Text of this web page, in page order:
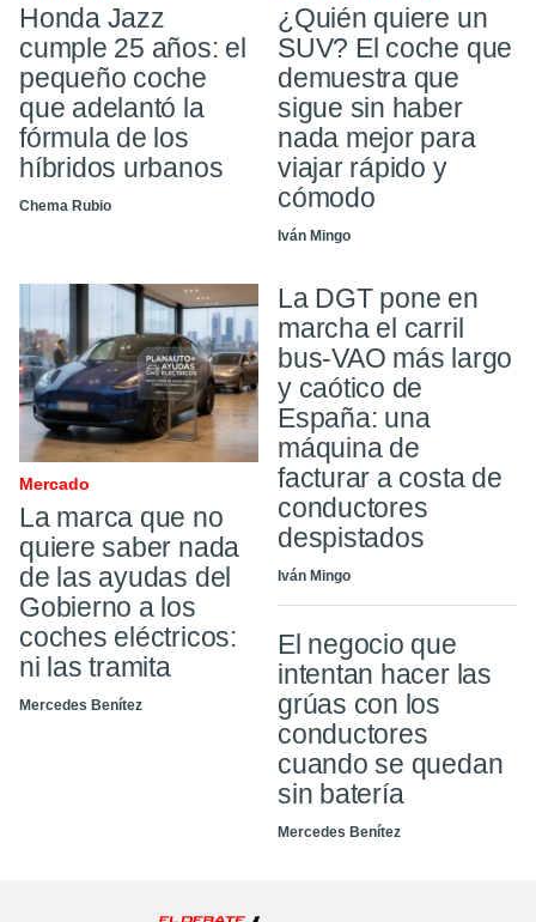
Honda Jazz
cumple 25 años: el
pequeño coche
que adelantó la
fórmula de los
híbridos urbanos
Chema Rubio
¿Quién quiere un
SUV? El coche que
demuestra que
sigue sin haber
nada mejor para
viajar rápido y
cómodo
Iván Mingo
Mercado
La marca que no
quiere saber nada
de las ayudas del
Gobierno a los
coches eléctricos:
ni las tramita
Mercedes Benítez
La DGT pone en
marcha el carril
bus-VAO más largo
y caótico de
España: una
máquina de
facturar a costa de
conductores
despistados
Iván Mingo
El negocio que
intentan hacer las
grúas con los
conductores
cuando se quedan
sin batería
Mercedes Benítez